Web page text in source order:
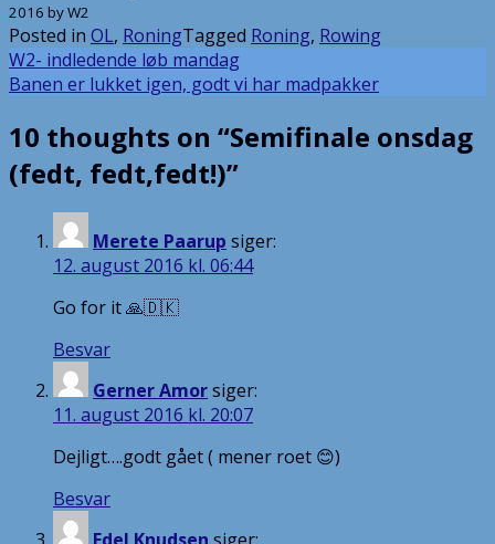
2016 byW2
Posted in OL, RoningTagged Roning, Rowing
Indlægsnavigation
W2- indledende løb mandag
Banen er lukket igen, godt vi har madpakker
10 thoughts on “Semifinale onsdag
(fedt, fedt,fedt!)”
Merete Paarup siger:
12. august 2016 kl. 06:44
Go for it 🙏🇩🇰
Besvar
Gerner Amorsiger:
11. august 2016 kl. 20:07
Dejligt….godt gået ( mener roet 😊)
Besvar